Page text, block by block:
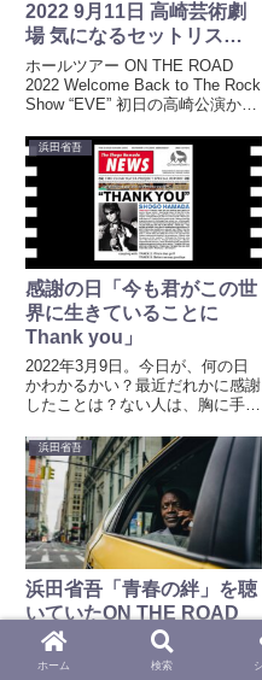
2022 9月11日 高崎芸術劇
場 気になるセットリスト
は？
ホールツアー ON THE ROAD
2022 Welcome Back to The Rock
Show “EVE” 初日の高崎公演から
場 大劇場で2日目の公演となる。
コンサートに参加していないの
に、幸せな朝...
浜田省吾
感謝の日「今も君がこの世
界に生きていることに
Thank you」
2022年3月9日。今日が、何の日
かわかるかい？最近だれかに感謝
したことは？ない人は、胸に手を
は、一人では生きてはゆけない。
誰かに支えられながら、誰かを支
えながら生きている。今日も明日
も明後日もだれかに感謝して...
浜田省吾
浜田省吾「青春の絆」を聴
いていたON THE ROAD
2001 初日 川口リリアメイ
ンホール
ON THE ROAD 2001。浜田省吾
ホーム 検索